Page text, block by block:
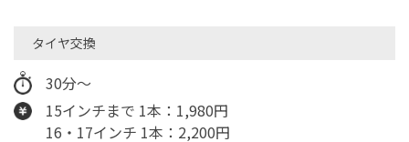
タイヤ交換
30分～
15インチまで 1本：1,980円
16・17インチ 1本：2,200円